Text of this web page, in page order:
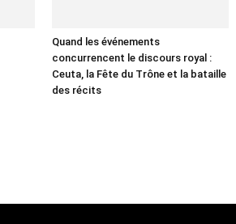
Quand les événements
concurrencent le discours royal :
Ceuta, la Fête du Trône et la bataille
des récits